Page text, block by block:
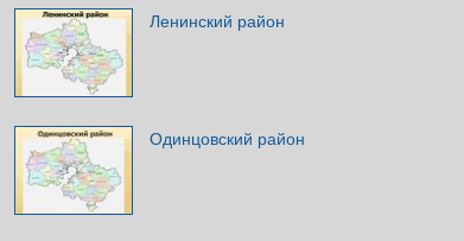
Ленинский район
Одинцовский район